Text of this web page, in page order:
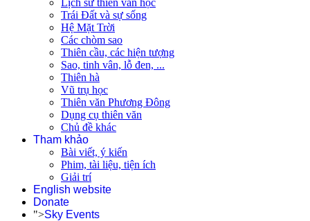
Lịch sử thiên văn học
Trái Đất và sự sống
Hệ Mặt Trời
Các chòm sao
Thiên cầu, các hiện tượng
Sao, tinh vân, lỗ đen, ...
Thiên hà
Vũ trụ học
Thiên văn Phương Đông
Dụng cụ thiên văn
Chủ đề khác
Tham khảo
Bài viết, ý kiến
Phim, tài liệu, tiện ích
Giải trí
English website
Donate
">Sky Events